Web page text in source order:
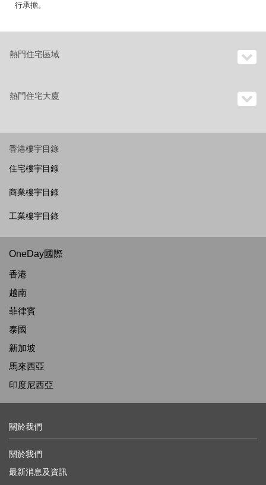
行承擔。
熱門住宅區域
熱門住宅大廈
香港樓宇目錄
住宅樓宇目錄
商業樓宇目錄
工業樓宇目錄
OneDay國際
香港
越南
菲律賓
泰國
新加坡
馬來西亞
印度尼西亞
關於我們
關於我們
最新消息及資訊